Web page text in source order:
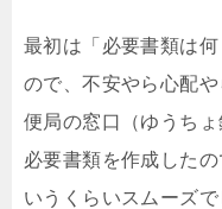
最初は「必要書類は
ので、不安やら心配
便局の窓口（ゆうち
必要書類を作成した
いうくらいスムーズで